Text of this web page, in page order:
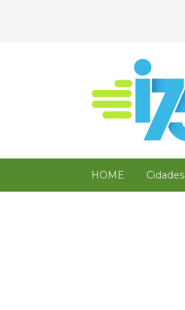
HOME Cidades